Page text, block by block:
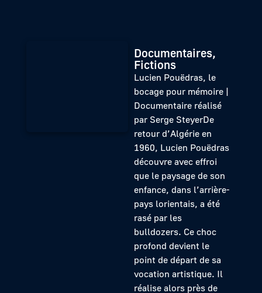
Documentaires,
Fictions
Lucien Pouëdras, le
bocage pour mémoire |
Documentaire réalisé
par Serge SteyerDe
retour d’Algérie en
1960, Lucien Pouëdras
découvre avec effroi
que le paysage de son
enfance, dans l’arrière-
pays lorientais, a été
rasé par les
bulldozers. Ce choc
profond devient le
point de départ de sa
vocation artistique. Il
réalise alors près de